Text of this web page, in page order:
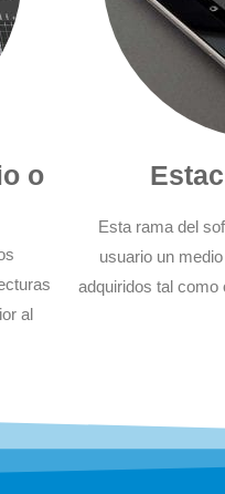
o
al
Esta rama del
usuario un
adquiridos tal como